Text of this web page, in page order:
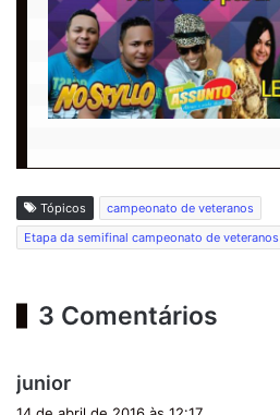
Tópicos
campeonato de veteranos
Etapa da semifinal campeonato de veteranos
3 Comentários
junior